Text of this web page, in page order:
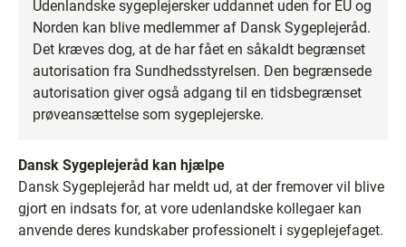
Udenlandske sygeplejersker uddannet uden for EU og
Norden kan blive medlemmer af Dansk Sygeplejeråd.
Det kræves dog, at de har fået en såkaldt begrænset
autorisation fra Sundhedsstyrelsen. Den begrænsede
autorisation giver også adgang til en tidsbegrænset
prøveansættelse som sygeplejerske.
Dansk Sygeplejeråd kan hjælpe
Dansk Sygeplejeråd har meldt ud, at der fremover vil blive
gjort en indsats for, at vore udenlandske kollegaer kan
anvende deres kundskaber professionelt i sygeplejefaget.